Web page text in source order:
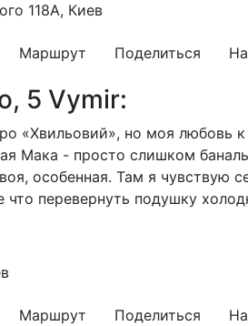
118А, Киев
Маршрут Поделиться
5 Vymir:
«Хвильовий», но моя любовь
Мака - просто слишком
особенная. Там я чувствую
перевернуть подушку
Маршрут Поделиться